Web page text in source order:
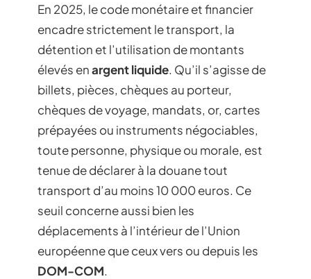
En 2025, le code monétaire et financier
encadre strictement le transport, la
détention et l’utilisation de montants
élevés enargent liquide. Qu’il s’agisse de
billets, pièces, chèques au porteur,
chèques de voyage, mandats, or, cartes
prépayées ou instruments négociables,
toute personne, physique ou morale, est
tenue de déclarer à la douane tout
transport d’au moins 10 000 euros. Ce
seuil concerne aussi bien les
déplacements à l’intérieur de l’Union
européenne que ceux vers ou depuis les
DOM-COM.